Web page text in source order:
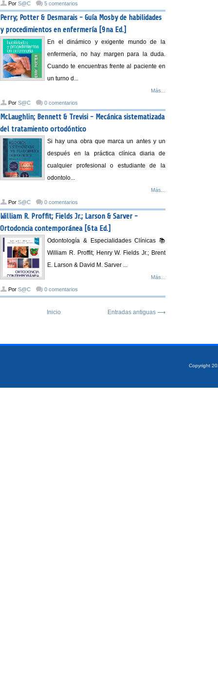
Por S@C 5 comentarios
Perry; Potter & Desmarais - Guía Mosby de habilidades
y procedimientos en enfermería [9na Ed.]
En el dinámico y exigente mundo de la
enfermería, no hay margen para la duda.
Cuando te encuentras frente al paciente en
un turno d...
Más...
Por S@C 0 comentarios
McLaughlin; Bennett & Trevisi - Mecánica sistematizada
del tratamiento ortodóntico
Si hay una obra que marca un antes y un
después en la práctica clínica diaria de
cualquier profesional o estudiante de la
odontolo...
Más...
Por S@C 0 comentarios
William R. Proffit; Fields Jr.; Larson & Sarver -
Ortodoncia contemporánea [6ta Ed.]
Odontología & Especialidades Clínicas 📚
William R. Proffit; Henry W. Fields Jr.; Brent
E. Larson & David M. Sarver ...
Más...
Por S@C 0 comentarios
Entradas antiguas ⟶
Inicio
Copyright